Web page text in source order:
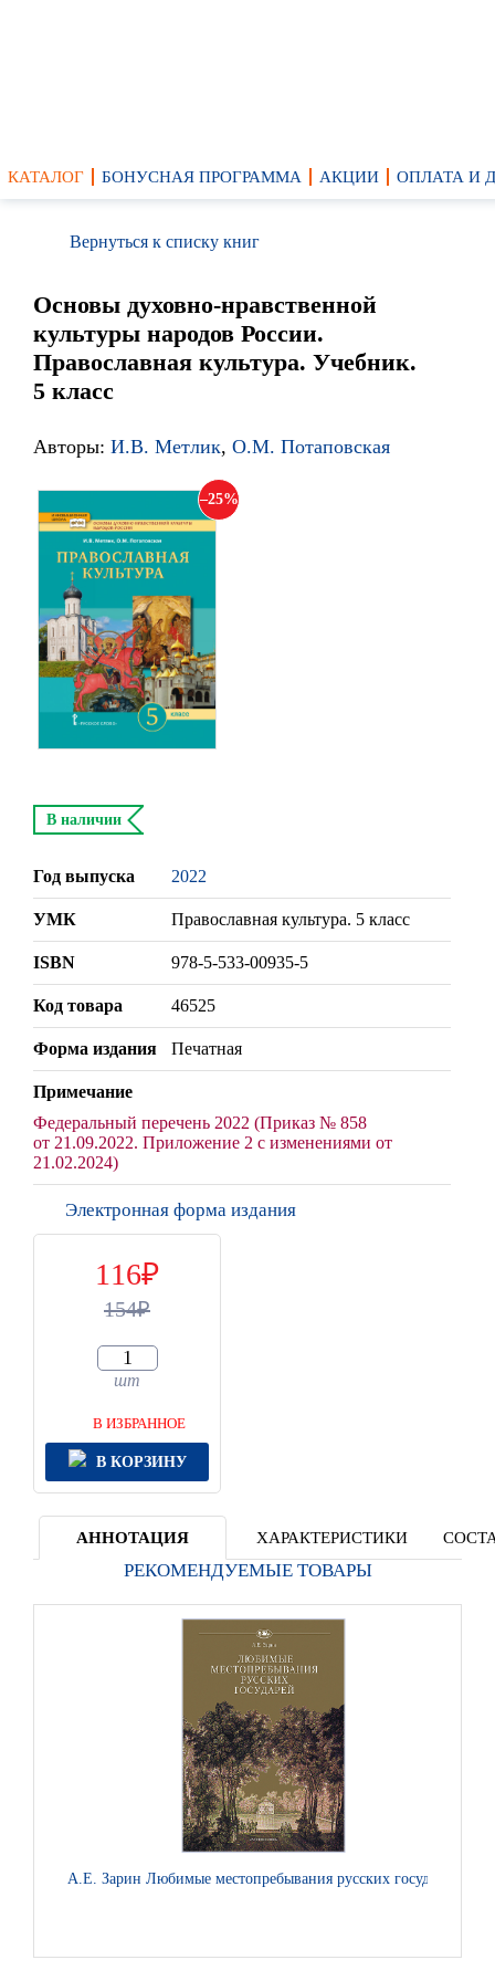
КАТАЛОГ БОНУСНАЯ ПРОГРАММА АКЦИИ ОПЛАТА И
Вернуться к списку книг
Основы духовно-нравственной
культуры народов России.
Православная культура. Учебник.
5 класс
Авторы: И.В. Метлик, О.М. Потаповская
25
В наличии
Год выпуска 2022
УМК Православная культура. 5 класс
ISBN 978-5-533-00935-5
Код товара 46525
Форма издания Печатная
Примечание
Федеральный перечень 2022 (Приказ № 858
от 21.09.2022. Приложение 2 с изменениями от
21.02.2024)
Электронная форма издания
116
154
шт
В ИЗБРАННОЕ
В КОРЗИНУ
АННОТАЦИЯ ХАРАКТЕРИСТИКИ
РЕКОМЕНДУЕМЫЕ ТОВАРЫ
А.Е. Зарин Любимые местопребывания русских государей